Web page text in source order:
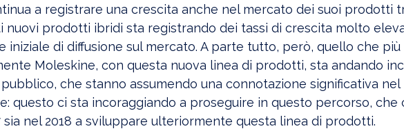
a registrare una crescita anche nel mercato dei suoi prodotti
nuovi prodotti ibridi sta registrando dei tassi di crescita molto
iniziale di diffusione sul mercato. A parte tutto, però, quello che più
Moleskine, con questa nuova linea di prodotti, sta andando
che stanno assumendo una connotazione significativa nel
questo ci sta incoraggiando a proseguire in questo percorso, che
sia nel 2018 a sviluppare ulteriormente questa linea di prodotti.